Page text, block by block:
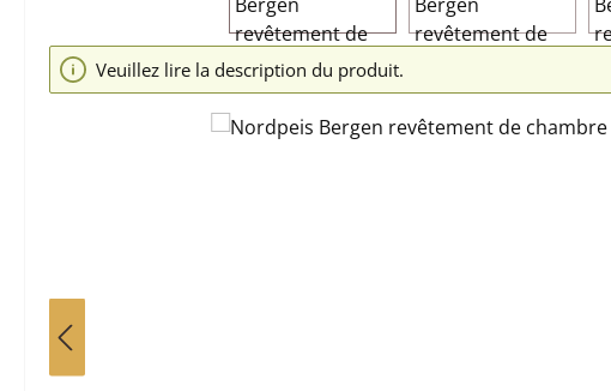
Veuillez lire la description du produit.